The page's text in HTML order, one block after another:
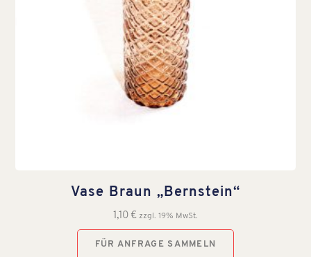
Vase Braun „Bernstein“
1,10 € zzgl. 19% MwSt.
FÜR ANFRAGE SAMMELN